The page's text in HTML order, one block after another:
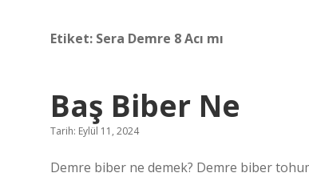
Etiket: Sera Demre 8 Acı mı
Baş Biber Ne
Tarih: Eylül 11, 2024
Demre biber ne demek? Demre biber